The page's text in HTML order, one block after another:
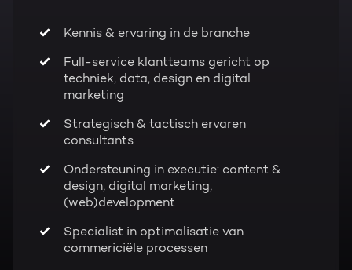
Kennis & ervaring in de branche
Full-service klantteams gericht op
techniek, data, design en digital
marketing
Strategisch & tactisch ervaren
consultants
Ondersteuning in executie: content &
design, digital marketing,
(web)development
Specialist in optimalisatie van
commericiële processen